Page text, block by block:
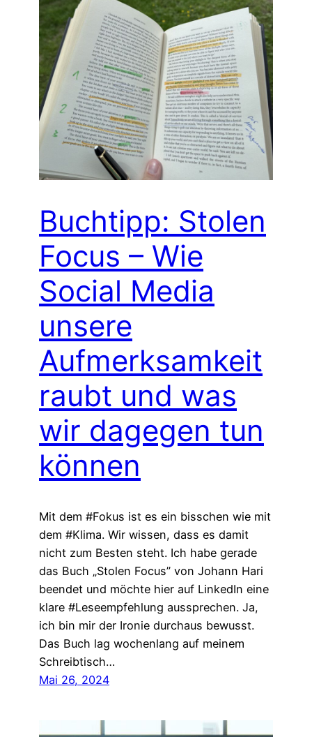
Buchtipp: Stolen
Focus – Wie
Social Media
unsere
Aufmerksamkeit
raubt und was
wir dagegen tun
können
Mit dem #Fokus ist es ein bisschen wie mit
dem #Klima. Wir wissen, dass es damit
nicht zum Besten steht. Ich habe gerade
das Buch „Stolen Focus” von Johann Hari
beendet und möchte hier auf LinkedIn eine
klare #Leseempfehlung aussprechen. Ja,
ich bin mir der Ironie durchaus bewusst.
Das Buch lag wochenlang auf meinem
Schreibtisch…
Mai 26, 2024